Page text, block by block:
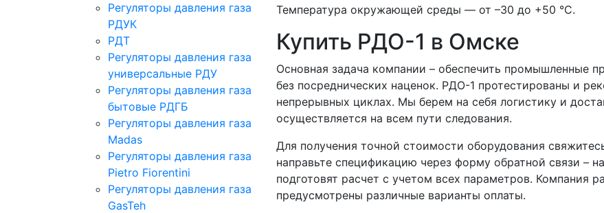
Регуляторы давления газа
РДУК
РДТ
Регуляторы давления газа
универсальные РДУ
Регуляторы давления газа
бытовые РДГБ
Регуляторы давления газа
Madas
Регуляторы давления газа
Рietro Fiorentini
Регуляторы давления газа
GasTeh
Температура окружающей среды — от –30 до +50 °С.
Купить РДО-1 в Омске
Основная задача компании – обеспечить промышленные
без посреднических наценок. РДО-1 протестированы и
непрерывных циклах. Мы берем на себя логистику и
осуществляется на всем пути следования.
Для получения точной стоимости оборудования
направьте спецификацию через форму обратной связи –
подготовят расчет с учетом всех параметров. Компания
предусмотрены различные варианты оплаты.